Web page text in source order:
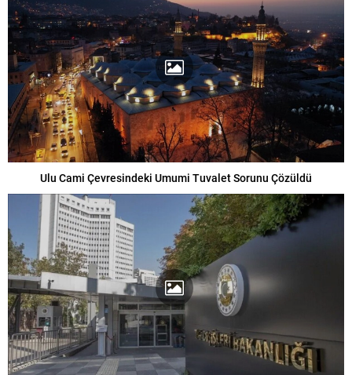
Ulu Cami Çevresindeki Umumi Tuvalet Sorunu Çözüldü